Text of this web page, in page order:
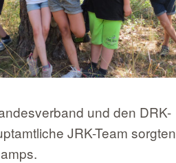
und den DRK-
JRK-Team sorgten